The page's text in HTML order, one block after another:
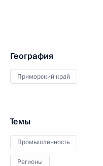
География
Приморский край
Темы
Промышленность
Регионы